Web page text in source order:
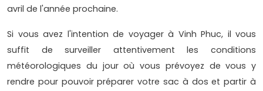
avril de l'année prochaine.
Si vous avez l'intention de voyager à Vinh Phuc, il vous
suffit de surveiller attentivement les conditions
météorologiques du jour où vous prévoyez de vous y
rendre pour pouvoir préparer votre sac à dos et partir à